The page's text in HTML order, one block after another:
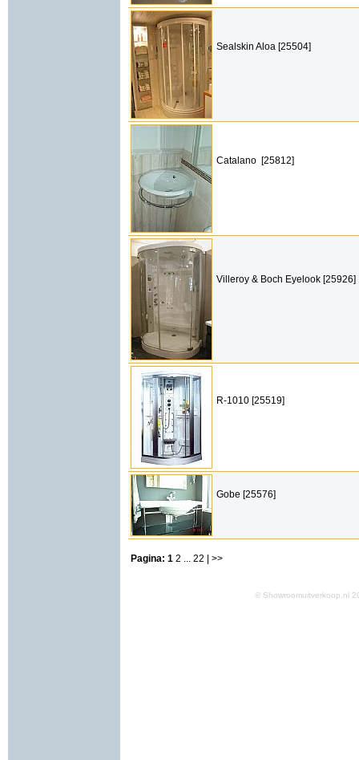
Sealskin Aloa [25504]
Catalano [25812]
Villeroy & Boch Eyelook [25926]
R-1010 [25519]
Gobe [25576]
Pagina: 1 2 ... 22 | >>
©